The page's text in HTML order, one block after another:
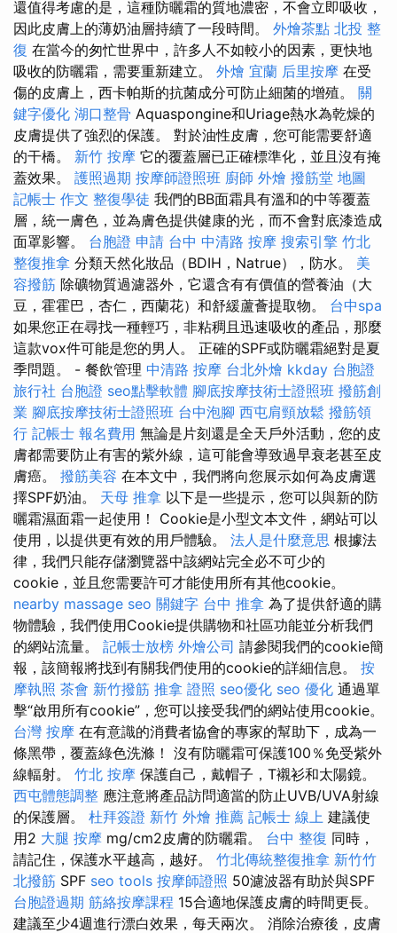
還值得考慮的是，這種防曬霜的質地濃密，不會立即吸收，
因此皮膚上的薄奶油層持續了一段時間。 外燴茶點 北投 整
復 在當今的匆忙世界中，許多人不如較小的因素，更快地
吸收的防曬霜，需要重新建立。 外燴 宜蘭 后里按摩 在受
傷的皮膚上，西卡帕斯的抗菌成分可防止細菌的增殖。 關
鍵字優化 湖口整骨 Aquaspongine和Uriage熱水為乾燥的
皮膚提供了強烈的保護。 對於油性皮膚，您可能需要舒適
的干橋。 新竹 按摩 它的覆蓋層已正確標準化，並且沒有掩
蓋效果。 護照過期 按摩師證照班 廚師 外燴 撥筋堂 地圖
記帳士 作文 整復學徒 我們的BB面霜具有溫和的中等覆蓋
層，統一膚色，並為膚色提供健康的光，而不會對底漆造成
面罩影響。 台胞證 申請 台中 中清路 按摩 搜索引擎 竹北
整復推拿 分類天然化妝品（BDIH，Natrue），防水。 美
容撥筋 除礦物質過濾器外，它還含有有價值的營養油（大
豆，霍霍巴，杏仁，西蘭花）和舒緩蘆薈提取物。 台中spa
如果您正在尋找一種輕巧，非粘稠且迅速吸收的產品，那麼
這款vox件可能是您的男人。 正確的SPF或防曬霜絕對是夏
季問題。 - 餐飲管理 中清路 按摩 台北外燴 kkday 台胞證
旅行社 台胞證 seo點擊軟體 腳底按摩技術士證照班 撥筋創
業 腳底按摩技術士證照班 台中泡腳 西屯肩頸放鬆 撥筋領
行 記帳士 報名費用 無論是片刻還是全天戶外活動，您的皮
膚都需要防止有害的紫外線，這可能會導致過早衰老甚至皮
膚癌。 撥筋美容 在本文中，我們將向您展示如何為皮膚選
擇SPF奶油。 天母 推拿 以下是一些提示，您可以與新的防
曬霜濕面霜一起使用！ Cookie是小型文本文件，網站可以
使用，以提供更有效的用戶體驗。 法人是什麼意思 根據法
律，我們只能存儲瀏覽器中該網站完全必不可少的
cookie，並且您需要許可才能使用所有其他cookie。
nearby massage seo 關鍵字 台中 推拿 為了提供舒適的購
物體驗，我們使用Cookie提供購物和社區功能並分析我們
的網站流量。 記帳士放榜 外燴公司 請參閱我們的cookie簡
報，該簡報將找到有關我們使用的cookie的詳細信息。 按
摩執照 茶會 新竹撥筋 推拿 證照 seo優化 seo 優化 通過單
擊“啟用所有cookie”，您可以接受我們的網站使用cookie。
台灣 按摩 在有意識的消費者協會的專家的幫助下，成為一
條黑帶，覆蓋綠色洗滌！ 沒有防曬霜可保護100％免受紫外
線輻射。 竹北 按摩 保護自己，戴帽子，T襯衫和太陽鏡。
西屯體態調整 應注意將產品訪問適當的防止UVB/UVA射線
的保護層。 杜拜簽證 新竹 外燴 推薦 記帳士 線上 建議使
用2 大腿 按摩 mg/cm2皮膚的防曬霜。 台中 整復 同時，
請記住，保護水平越高，越好。 竹北傳統整復推拿 新竹竹
北撥筋 SPF seo tools 按摩師證照 50濾波器有助於與SPF
台胞證過期 筋絡按摩課程 15合適地保護皮膚的時間更長。
建議至少4週進行漂白效果，每天兩次。 消除治療後，皮膚